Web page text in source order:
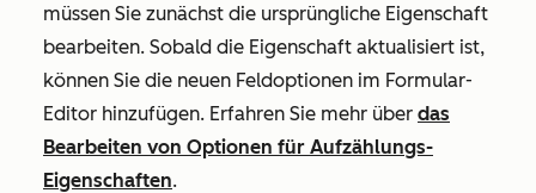
müssen Sie zunächst die ursprüngliche Eigenschaft
bearbeiten. Sobald die Eigenschaft aktualisiert ist,
können Sie die neuen Feldoptionen im Formular-
Editor hinzufügen. Erfahren Sie mehr über das
Bearbeiten von Optionen für Aufzählungs-
Eigenschaften.